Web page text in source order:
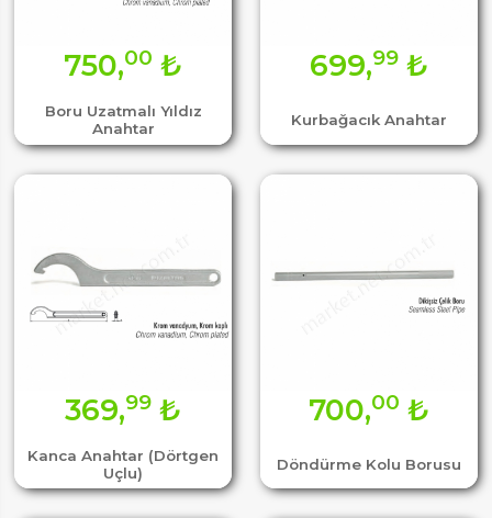
Boru Uzatmalı Yıldız
Anahtar
750,00 ₺
Kurbağacık Anahtar
699,99₺
Kanca Anahtar (Dörtgen
Uçlu)
369,99 ₺
Döndürme Kolu Borusu
700,00 ₺